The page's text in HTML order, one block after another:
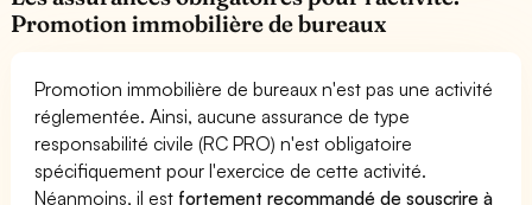
Promotion immobilière de bureaux
Promotion immobilière de bureaux n'est pas une activité
réglementée. Ainsi, aucune assurance de type
responsabilité civile (RC PRO) n'est obligatoire
spécifiquement pour l'exercice de cette activité.
Néanmoins, il est fortement recommandé de souscrire à